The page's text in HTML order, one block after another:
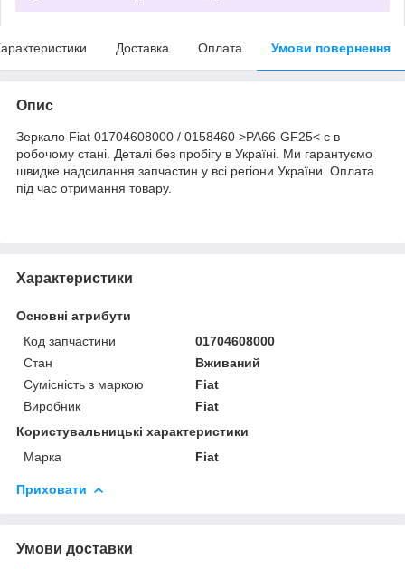
Доставка Оплата Умови повернення
Опис
Зеркало Fiat 01704608000 / 0158460 >PA66-GF25< є в
робочому стані. Деталі без пробігу в Україні. Ми гарантуємо
швидке надсилання запчастин у всі регіони України. Оплата
під час отримання товару.
Характеристики
Основні атрибути
Код запчастини
01704608000
Стан
Вживаний
Сумісність з маркою
Fiat
Виробник
Fiat
Користувальницькі характеристики
Марка
Fiat
Приховати
Умови доставки